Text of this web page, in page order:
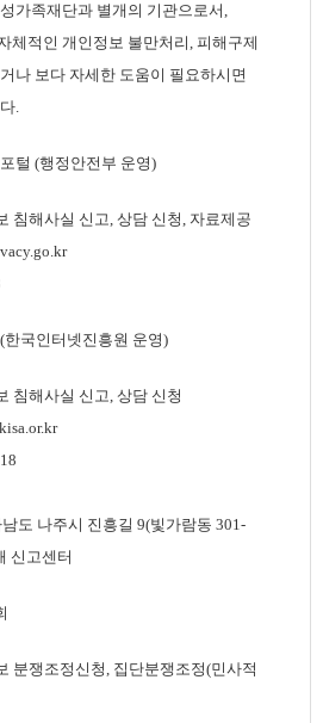
가족재단과 별개의 기관으로서,
체적인 개인정보 불만처리, 피해구제
나 보다 자세한 도움이 필요하시면
.
털 (행정안전부 운영)
침해사실 신고, 상담 신청, 자료제공
국인터넷진흥원 운영)
침해사실 신고, 상담 신청
도 나주시 진흥길 9(빛가람동 301-
신고센터
분쟁조정신청, 집단분쟁조정(민사적